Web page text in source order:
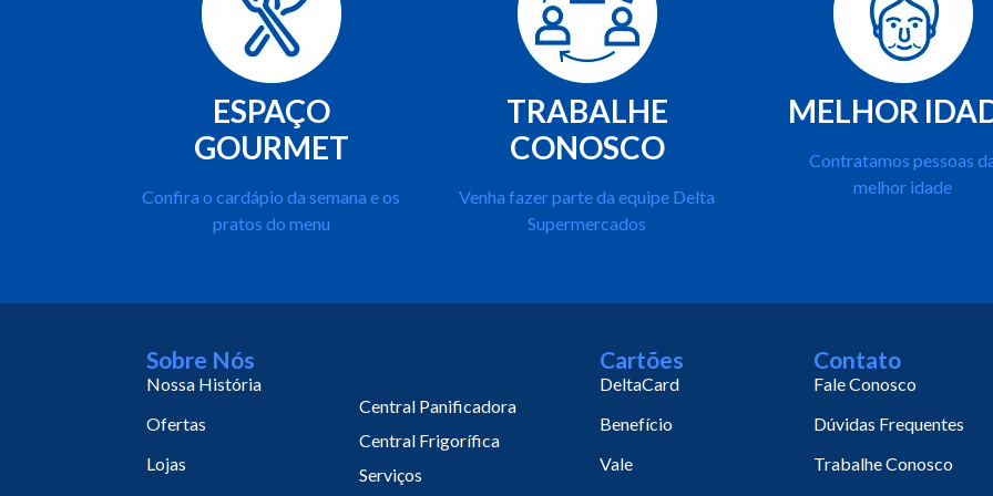
ESPAÇO
GOURMET
Confira o cardápio da semana e os
pratos do menu
TRABALHE
CONOSCO
Venha fazer parte da equipe Delta
Supermercados
MELHOR
Contratamos pessoas
melhor idade
Sobre Nós
Nossa História
Ofertas
Lojas
Central Panificadora
Central Frigorífica
Serviços
Cartões
DeltaCard
Benefício
Vale
Contato
Fale Conosco
Dúvidas Frequentes
Trabalhe Conosco